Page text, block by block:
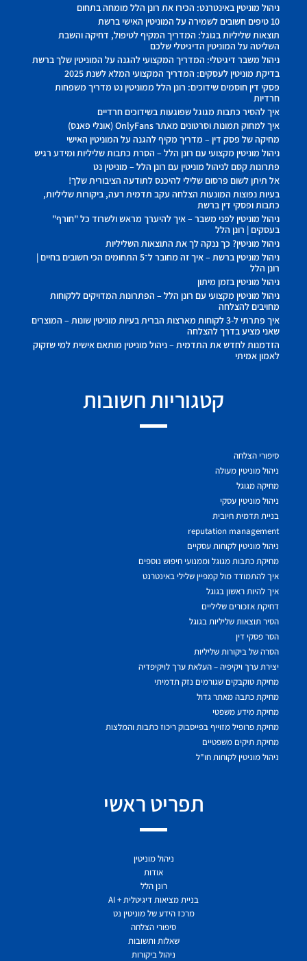
ניהול מוניטין באינטרנט: הכירו את רונן הלל מומחה בתחום
10 טיפים חשובים לשמירה על המוניטין האישי ברשת
תוצאות שליליות בגוגל: המדריך המקיף לטיפול, דחיקה והשבת
השליטה על המוניטין הדיגיטלי שלכם
ניהול משבר דיגיטלי: המדריך המקצועי להגנה על המוניטין שלך ברשת
בדיקת מוניטין לעסקים: המדריך המקצועי המלא לשנת 2025
פסקי דין חוסמים שידוכים: רונן הלל ממוניטין נט מדריך משפחות
חרדיות
איך להסיר כתבות מגוגל שפוגעות בשידוכים חרדיים
איך למחוק תמונות וסרטונים מאתר OnlyFans (אונלי פאנס)
מחיקה של פסק דין – מדריך מקיף להגנה על המוניטין האישי
ניהול מוניטין מקצועי עם רונן הלל – הסרת כתבות שליליות ומידע רגיש
פתרונות קסם לניהול מוניטין עם רונן הלל – מוניטין נט
אל תיתן לשום פרסום שלילי להיכנס לתודעה הציבורית שלך!
בעיות נפוצות המונעות הצלחה עקב תדמית רעה, ביקורות שליליות,
כתבות ופסקי דין ברשת
ניהול מוניטין לפני משבר – איך להיערך מראש ולשרוד כל "חורף"
בעסקים | רונן הלל
ניהול מוניטין? כך ננקה לך את התוצאות השליליות
ניהול מוניטין ברשת – איך זה מחובר ל־5 התחומים הכי חשובים בחיים |
רונן הלל
ניהול מוניטין בזמן מיתון
ניהול מוניטין מקצועי עם רונן הלל – הפתרונות המדויקים ללקוחות
מחויבים להצלחה
איך פתרתי ל-3 לקוחות מארצות הברית בעיות מוניטין שונות – המוצרים
שאני מציע בדרך להצלחה
הזדמנות לחדש את התדמית – ניהול מוניטין מותאם אישית למי שזקוק
לאמון אמיתי
קטגוריות חשובות
סיפורי הצלחה
ניהול מוניטין מעולה
מחיקה מגוגל
ניהול מוניטין עסקי
בניית תדמית חיובית
reputation management
ניהול מוניטין לקוחות עסקיים
מחיקת כתבות מגוגל וממנועי חיפוש נוספים
איך להתמודד מול קמפיין שלילי באינטרנט
איך להיות ראשון בגוגל
דחיקת אזכורים שליליים
הסיר תוצאות שליליות בגוגל
הסר פסקי דין
הסרה של ביקורות שליליות
יצירת ערך ויקיפיה – העלאת ערך לויקיפדיה
מחיקת טוקבקים שגורמים נזק תדמיתי
מחיקת כתבה מאתר גדול
מחיקת מידע משפטי
מחיקת פרופיל מזוייף בפייסבוק ריכוז כתבות והמלצות
מחיקת תיקים משפטיים
ניהול מוניטין לקוחות חו"ל
תפריט ראשי
ניהול מוניטין
אודות
רונן הלל
בניית מציאות דיגיטלית + AI
מרכז הידע של מוניטין נט
סיפורי הצלחה
שאלות ותשובות
ניהול ביקורות